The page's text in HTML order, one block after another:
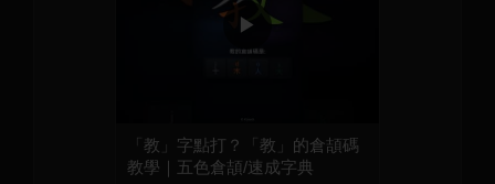
▶
「教」字點打？「教」的倉頡碼
教學｜五色倉頡/速成字典